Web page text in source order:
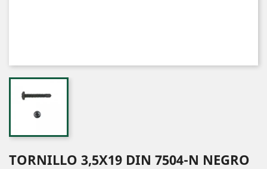
TORNILLO 3,5X19 DIN 7504-N NEGRO